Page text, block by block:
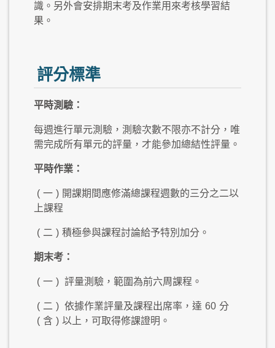
識。另外會安排期末考及作業用來考核學習結
果。
評分標準
平時測驗：
每週進行單元測驗，測驗次數不限亦不計分，唯
需完成所有單元的評量，才能參加總結性評量。
平時作業：
( 一 ) 開課期間應修滿總課程週數的三分之二以
上課程
( 二 ) 積極參與課程討論給予特別加分。
期末考：
( 一 ) 評量測驗，範圍為前六周課程。
( 二 ) 依據作業評量及課程出席率，達 60 分
( 含 ) 以上，可取得修課證明。